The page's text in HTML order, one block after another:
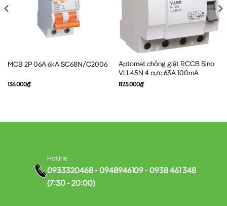
MCB 2P 06A 6kA SC68N/C2006
136.000₫
Aptomat chống giật RCCB Sino
VLL45N 4 cực 63A 100mA
825.000₫
Hotline
0933320468 - 0948946109 - 0938 461 348
(7:30 - 20:00)